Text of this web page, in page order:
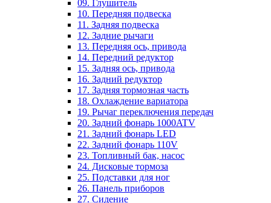
09. Глушитель
10. Передняя подвеска
11. Задняя подвеска
12. Задние рычаги
13. Передняя ось, привода
14. Передний редуктор
15. Задняя ось, привода
16. Задний редуктор
17. Задняя тормозная часть
18. Охлаждение вариатора
19. Рычаг переключения передач
20. Задний фонарь 1000ATV
21. Задний фонарь LED
22. Задний фонарь 110V
23. Топливный бак, насос
24. Дисковые тормоза
25. Подставки для ног
26. Панель приборов
27. Сидение